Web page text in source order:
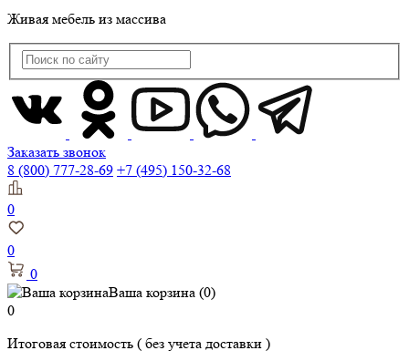
Живая мебель из массива
Заказать звонок
8 (800) 777-28-69 +7 (495) 150-32-68
0
0
0
Ваша корзина (0)
0
Итоговая стоимость ( без учета доставки )